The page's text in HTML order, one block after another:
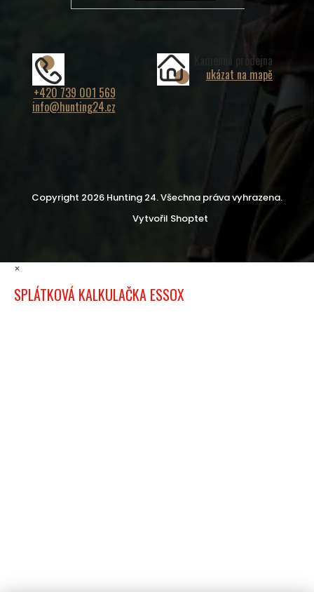
+420 739 001 569
info@hunting24.cz
Kamenná prodejna
ukázat na mapě
Vytvořil Shoptet
Copyright 2026 Hunting 24. Všechna práva vyhrazena.
×
SPLÁTKOVÁ KALKULAČKA ESSOX